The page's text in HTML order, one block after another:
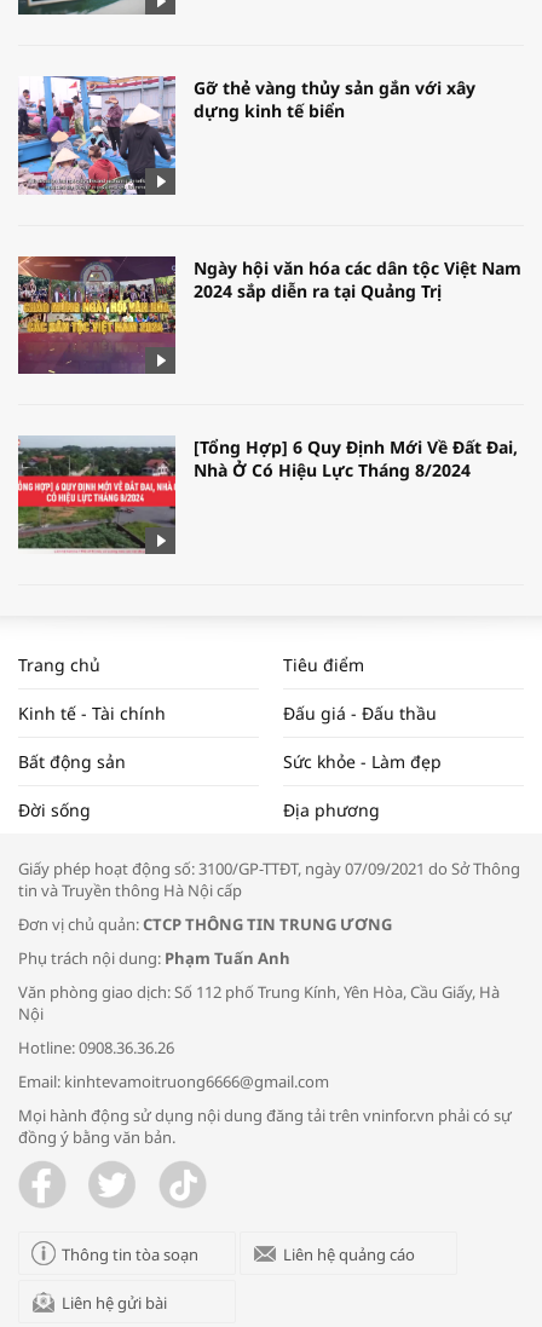
Gỡ thẻ vàng thủy sản gắn với xây
dựng kinh tế biển
Ngày hội văn hóa các dân tộc Việt Nam
2024 sắp diễn ra tại Quảng Trị
[Tổng Hợp] 6 Quy Định Mới Về Đất Đai,
Nhà Ở Có Hiệu Lực Tháng 8/2024
NAM NĂM 2024 VÀ NĂM 2025 | NHỊP
ĐẬP THỊ TRƯỜNG #62
Tọa đàm “Xúc tiến thương mại: Khơi
Bác sĩ tư vấn cách phòng tránh bệnh
đường hô hấp trong thời tiết giao mùa
Trao yêu thương cho em
Trang chủ Tiêu điểm
Kinh tế - Tài chính Đấu giá - Đấu thầu
Bất động sản Sức khỏe - Làm đẹp
Đời sống Địa phương
Giấy phép hoạt động số: 3100/GP-TTĐT, ngày 07/09/2021 do Sở Thông
tin và Truyền thông Hà Nội cấp
Đơn vị chủ quản:CTCP THÔNG TIN TRUNG ƯƠNG
Phụ trách nội dung: Phạm Tuấn Anh
Văn phòng giao dịch: Số 112 phố Trung Kính, Yên Hòa, Cầu Giấy, Hà
Nội
Hotline: 0908.36.36.26
Email: kinhtevamoitruong6666@gmail.com
Mọi hành động sử dụng nội dung đăng tải trên vninfor.vn phải có sự
đồng ý bằng văn bản.
Thông tin tòa soạn Liên hệ quảng cáo
Liên hệ gửi bài